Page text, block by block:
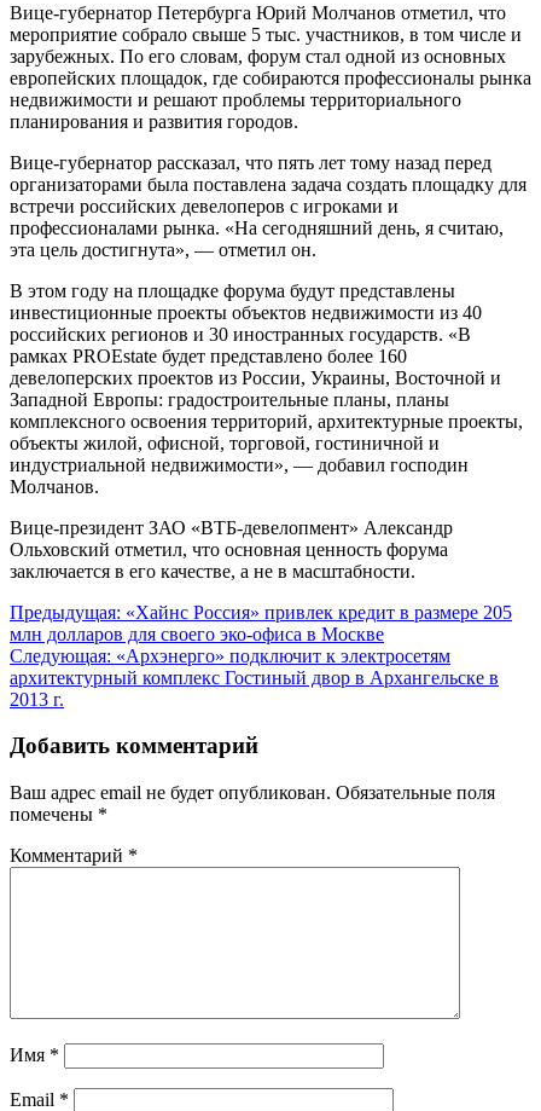
Вице-губернатор Петербурга Юрий Молчанов отметил, что
мероприятие собрало свыше 5 тыс. участников, в том числе и
зарубежных. По его словам, форум стал одной из основных
европейских площадок, где собираются профессионалы рынка
недвижимости и решают проблемы территориального
планирования и развития городов.
Вице-губернатор рассказал, что пять лет тому назад перед
организаторами была поставлена задача создать площадку для
встречи российских девелоперов с игроками и
профессионалами рынка. «На сегодняшний день, я считаю,
эта цель достигнута», — отметил он.
В этом году на площадке форума будут представлены
инвестиционные проекты объектов недвижимости из 40
российских регионов и 30 иностранных государств. «В
рамках PROEstate будет представлено более 160
девелоперских проектов из России, Украины, Восточной и
Западной Европы: градостроительные планы, планы
комплексного освоения территорий, архитектурные проекты,
объекты жилой, офисной, торговой, гостиничной и
индустриальной недвижимости», — добавил господин
Молчанов.
Вице-президент ЗАО «ВТБ-девелопмент» Александр
Ольховский отметил, что основная ценность форума
заключается в его качестве, а не в масштабности.
Навигация
по
записям
Предыдущая: «Хайнс Россия» привлек кредит в размере 205
млн долларов для своего эко-офиса в Москве
Следующая: «Архэнерго» подключит к электросетям
архитектурный комплекс Гостиный двор в Архангельске в
2013 г.
Добавить комментарий
Ваш адрес email не будет опубликован. Обязательные поля
помечены *
Комментарий *
Имя *
Email *